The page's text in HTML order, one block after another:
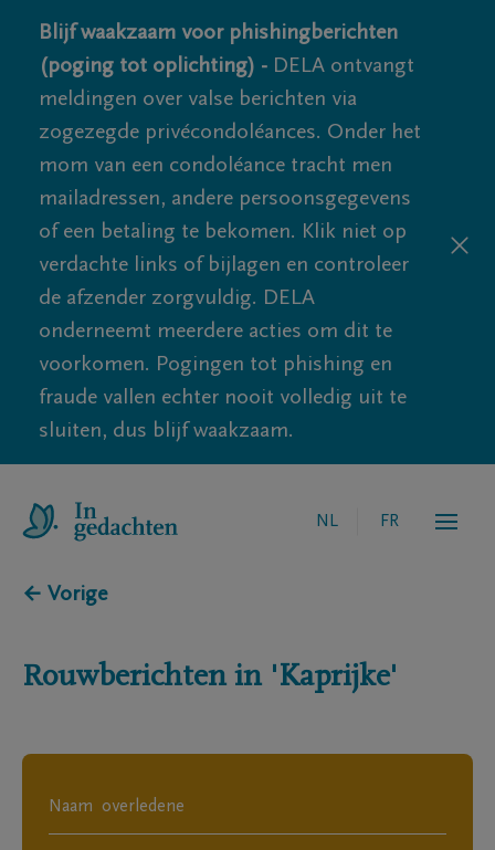
Blijf waakzaam voor phishingberichten
(poging tot oplichting) - DELA ontvangt
meldingen over valse berichten via
zogezegde privécondoléances. Onder het
mom van een condoléance tracht men
mailadressen, andere persoonsgegevens
of een betaling te bekomen. Klik niet op
verdachte links of bijlagen en controleer
de afzender zorgvuldig. DELA
onderneemt meerdere acties om dit te
voorkomen. Pogingen tot phishing en
fraude vallen echter nooit volledig uit te
sluiten, dus blijf waakzaam.
NL FR
← Vorige
Rouwberichten in 'Kaprijke'